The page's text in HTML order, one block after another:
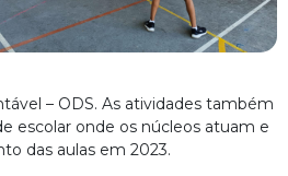
– ODS. As atividades também
escolar onde os núcleos atuam e
das aulas em 2023.